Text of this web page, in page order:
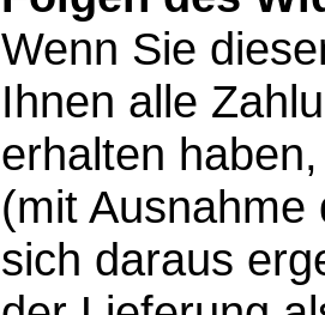
Wenn Sie
Ihnen alle
erhalten
(mit
sich daraus